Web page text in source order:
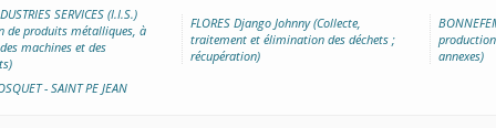
SERVICES (I.I.S.)
de produits métalliques, à
machines et des
FLORES Django Johnny (Collecte,
traitement et élimination des déchets ;
récupération)
annexes)
- SAINT PE JEAN